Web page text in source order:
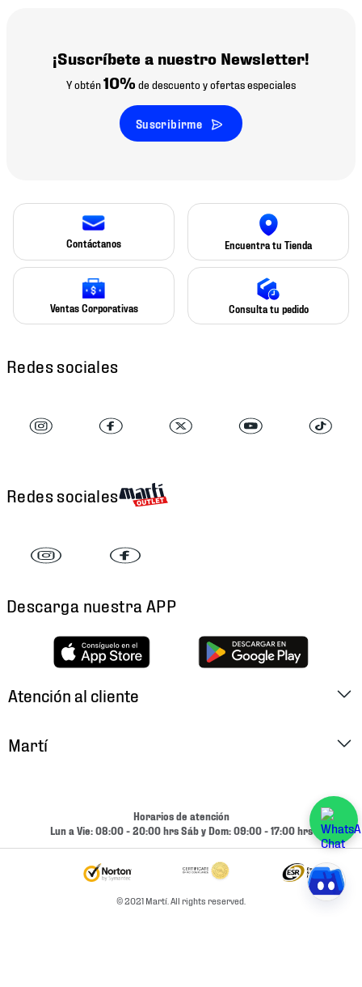
¡Suscríbete a nuestro Newsletter!
Y obtén10% de descuento y ofertas especiales
Suscribirme
Contáctanos Encuentra tu Tienda
Ventas Corporativas Consulta tu pedido
Redes sociales
Redes sociales
Descarga nuestra APP
Atención al cliente
Cambios y Devoluciones
Condiciones de Entrega
Martí
Términos y Condiciones
Horarios de atención
Lun a Vie: 08:00 - 20:00 hrs Sáb y Dom: 09:00 - 17:00 hrs
© 2021 Martí. All rights reserved.